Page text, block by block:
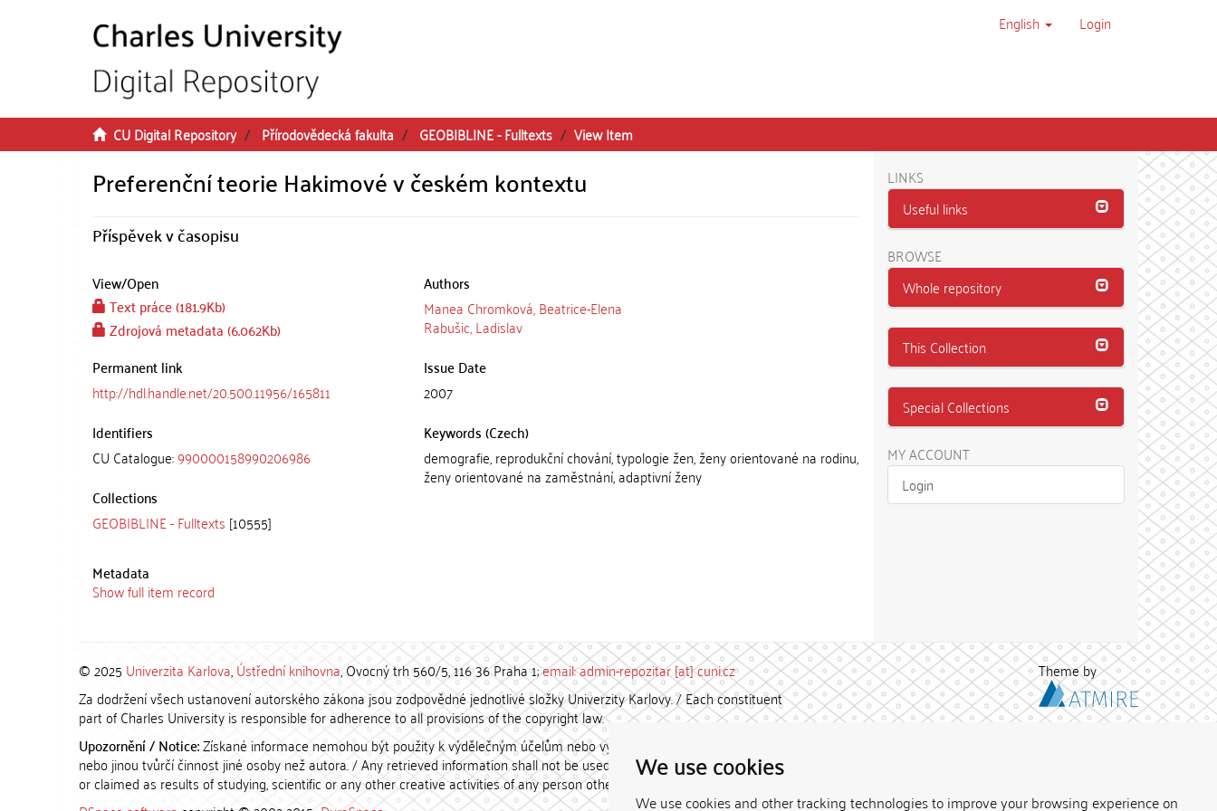
We use cookies
We use cookies and other tracking technologies to improve your browsing experience on
English Login
CU Digital Repository Přírodovědecká fakulta GEOBIBLINE - Fulltexts View Item
Preferenční teorie Hakimové v českém kontextu
Příspěvek v časopisu
View/Open
Text práce (181.9Kb)
Zdrojová metadata (6.062Kb)
Permanent link
http://hdl.handle.net/20.500.11956/165811
Identifiers
CU Catalogue:990000158990206986
Collections
GEOBIBLINE - Fulltexts [10555]
Authors
Manea Chromková, Beatrice-Elena
Rabušic, Ladislav
Issue Date
2007
Keywords (Czech)
demografie, reprodukční chování, typologie žen, ženy orientované na rodinu,
ženy orientované na zaměstnání, adaptivní ženy
Metadata
Show full item record
LINKS
Useful links
BROWSE
Whole repository
This Collection
Special Collections
MY ACCOUNT
Login
© 2025 Univerzita Karlova,Ústřední knihovna, Ovocný trh 560/5, 116 36 Praha 1;email: admin-repozitar [at] cuni.cz
Za dodržení všech ustanovení autorského zákona jsou zodpovědné jednotlivé složky Univerzity Karlovy. / Each constituent
part of Charles University is responsible for adherence to all provisions of the copyright law.
Upozornění / Notice:Získané informace nemohou být použity k výdělečným účelům nebo vydávány za studijní, vědeckou
nebo jinou tvůrčí činnost jiné osoby než autora. / Any retrieved information shall not be used for any commercial purposes
or claimed as results of studying, scientific or any other creative activities of any person other than the author.
Theme by